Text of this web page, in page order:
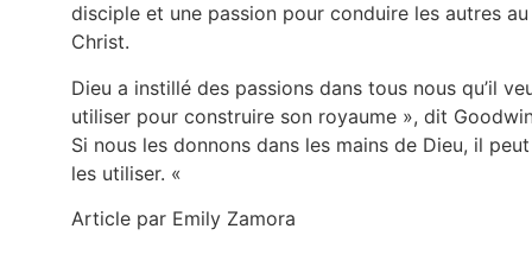
disciple et une passion pour conduire les autres au
Christ.
Dieu a instillé des passions dans tous nous qu’il
utiliser pour construire son royaume », dit
Si nous les donnons dans les mains de Dieu, il peut
les utiliser. «
Article par Emily Zamora